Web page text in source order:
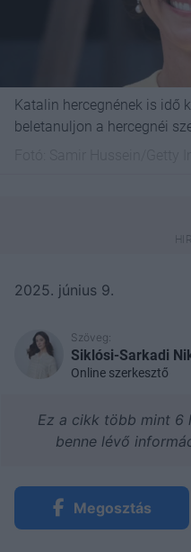
Katalin hercegnének is idő
beletanuljon a hercegnéi
2025. június 9.
Szöveg:
Siklósi-Sarkadi
Online szerkesztő
Ez a cikk több mint 6
benne lévő
Megosztás